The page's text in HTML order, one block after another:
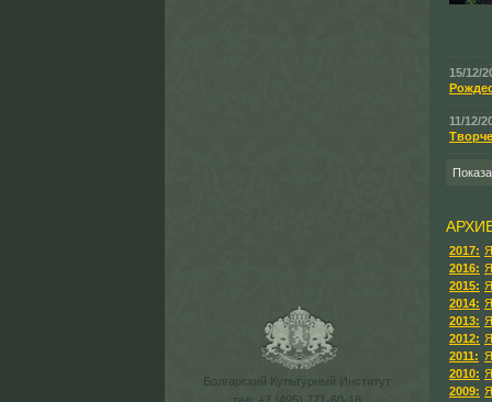
Болгарский Культурный Институт
15/12/
11/12/
2017:
2016:
2015:
2014:
2013:
2012:
2011:
2010:
2009: